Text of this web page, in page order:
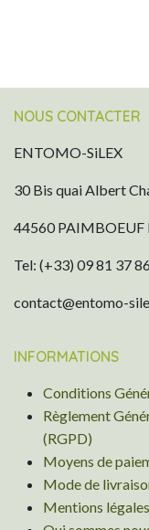
NOUS CONTACTER
ENTOMO-SiLEX
30 Bis quai Albert
44560 PAIMBOEUF
Tel: (+33) 09 81 37
contact@entomo-
INFORMATIONS
Conditions
Règlement
(RGPD)
Moyens de
Mode de
Mentions légales